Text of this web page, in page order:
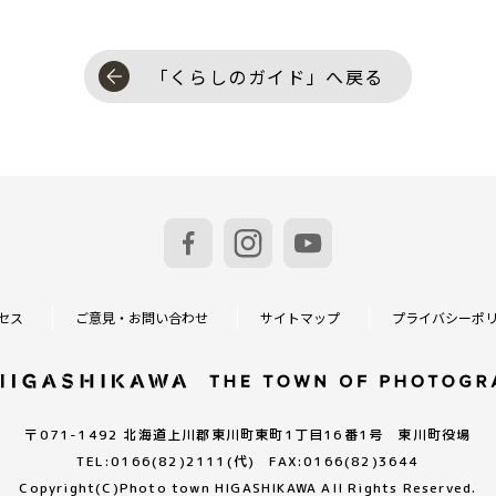
「くらしのガイド」へ戻る
ス ご意見・お問い合わせ サイトマップ プライバシーポ
〒071-1492 北海道上川郡東川町東町1丁目16番1号 東川町役場
TEL:0166(82)2111(代) FAX:0166(82)3644
Copyright(C)Photo town HIGASHIKAWA All Rights Reserved.